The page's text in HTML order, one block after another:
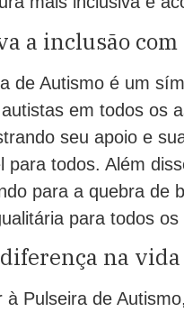
a inclusão
de Autismo é um
em todos os
seu apoio e
para todos. Além
para a quebra de
para todos
na
à Pulseira de